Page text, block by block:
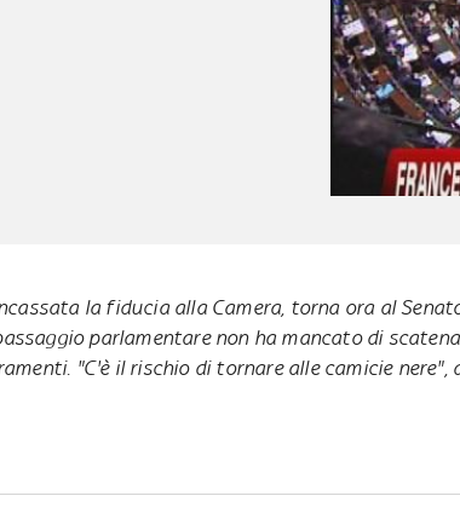
la fiducia alla Camera, torna ora al
parlamentare non ha mancato di
"C'è il rischio di tornare alle camicie nere",